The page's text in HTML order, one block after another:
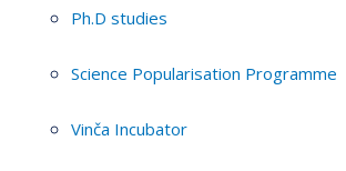
Ph.D studies
Science Popularisation Programme
Vinča Incubator